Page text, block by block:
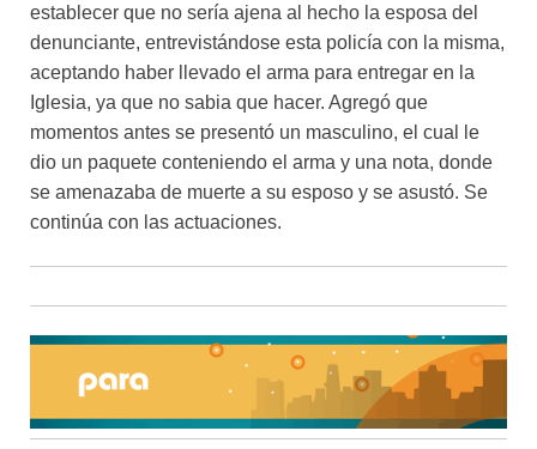
establecer que no sería ajena al hecho la esposa del
denunciante, entrevistándose esta policía con la misma,
aceptando haber llevado el arma para entregar en la
Iglesia, ya que no sabia que hacer. Agregó que
momentos antes se presentó un masculino, el cual le
dio un paquete conteniendo el arma y una nota, donde
se amenazaba de muerte a su esposo y se asustó. Se
continúa con las actuaciones.